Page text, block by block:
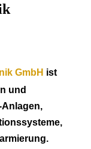
GmbH ist
und